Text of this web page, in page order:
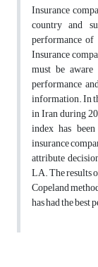
Insurance
country and
performance
Insurance
must be
performance
information. In
in Iran during
index has
insurance
attribute
LA. The results
Copeland
has had the best